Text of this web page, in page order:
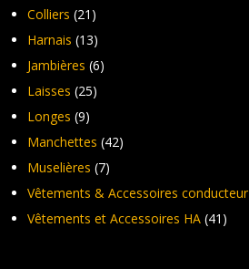
Colliers (21)
Harnais (13)
Jambières (6)
Laisses (25)
Longes (9)
Manchettes (42)
Muselières (7)
Vêtements & Accessoires conducteur
Vêtements et Accessoires HA (41)